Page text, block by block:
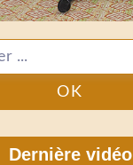
OK
Dernière vidéo